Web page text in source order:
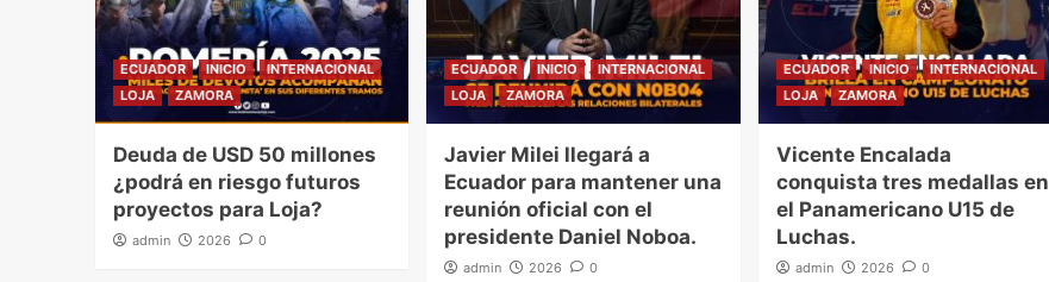
ECUADOR INICIO
INTERNACIONAL
LOJA
ZAMORA
Deuda de USD 50 millones
¿podrá en riesgo futuros
proyectos para Loja?
admin 2026 0
ECUADOR INICIO
INTERNACIONAL
LOJA
ZAMORA
Javier Milei llegará a
Ecuador para mantener una
reunión oficial con el
presidente Daniel Noboa.
admin 2026 0
ECUADOR INICIO
INTERNACIONAL
LOJA
ZAMORA
Vicente Encalada
conquista tres medallas en
el Panamericano U15 de
Luchas.
admin 2026 0